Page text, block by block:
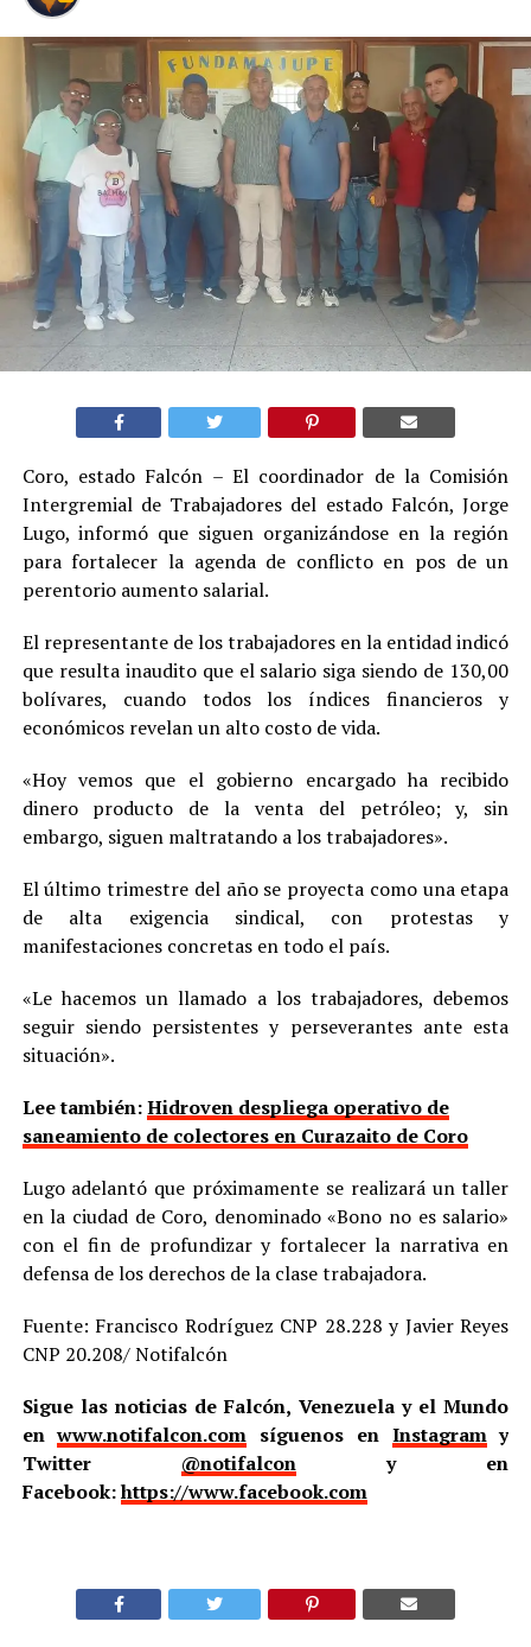
Coro, estado Falcón – El coordinador de la Comisión
Intergremial de Trabajadores del estado Falcón, Jorge
Lugo, informó que siguen organizándose en la región
para fortalecer la agenda de conflicto en pos de un
perentorio aumento salarial.
El representante de los trabajadores en la entidad indicó
que resulta inaudito que el salario siga siendo de 130,00
bolívares, cuando todos los índices financieros y
económicos revelan un alto costo de vida.
«Hoy vemos que el gobierno encargado ha recibido
dinero producto de la venta del petróleo; y, sin
embargo, siguen maltratando a los trabajadores».
El último trimestre del año se proyecta como una etapa
de alta exigencia sindical, con protestas y
manifestaciones concretas en todo el país.
«Le hacemos un llamado a los trabajadores, debemos
seguir siendo persistentes y perseverantes ante esta
situación».
Lee también:Hidroven despliega operativo de
saneamiento de colectores en Curazaito de Coro
Lugo adelantó que próximamente se realizará un taller
en la ciudad de Coro, denominado «Bono no es salario»
con el fin de profundizar y fortalecer la narrativa en
defensa de los derechos de la clase trabajadora.
Fuente: Francisco Rodríguez CNP 28.228 y Javier Reyes
CNP 20.208/ Notifalcón
Sigue las noticias de Falcón, Venezuela y el Mundo
enwww.notifalcon.com síguenos en Instagramy
Twitter @notifalcony en
Facebook:https://www.facebook.com